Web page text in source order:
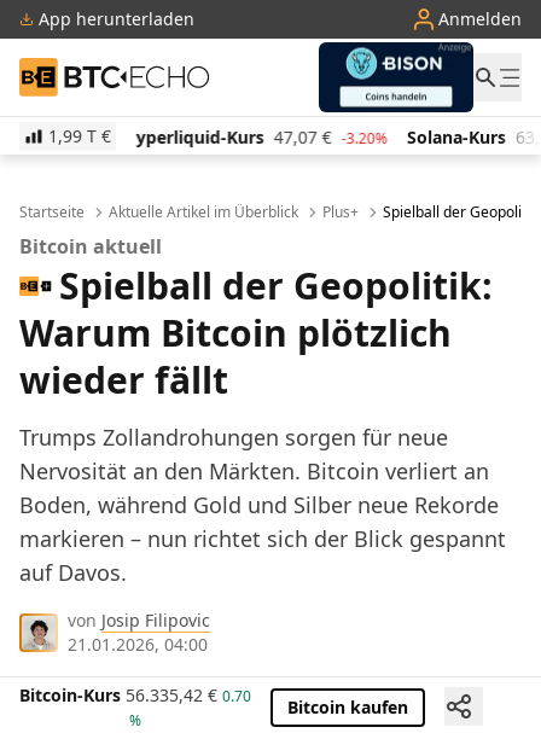
App herunterladen Anmelden
BTC-ECHO
1,99 T €
Kurs 47,07 € -3.20% Solana-Kurs 63,95 € 1.30% TRON-
Startseite Aktuelle Artikel im Überblick Plus+ Spielball der
Bitcoin aktuell
Spielball der Geopolitik:
Warum Bitcoin plötzlich
wieder fällt
Trumps Zollandrohungen sorgen für neue
Nervosität an den Märkten. Bitcoin verliert an
Boden, während Gold und Silber neue Rekorde
markieren – nun richtet sich der Blick gespannt
auf Davos.
von Josip Filipovic
21.01.2026, 04:00
Bitcoin-Kurs 56.335,42 € 0.70
%
Bitcoin kaufen